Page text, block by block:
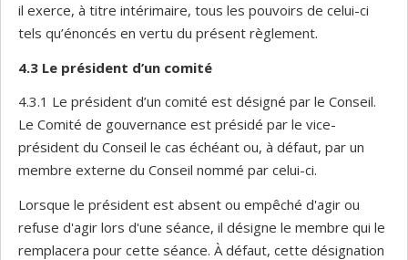
il exerce, à titre intérimaire, tous les pouvoirs de celui-ci
tels qu’énoncés en vertu du présent règlement.
4.3 Le président d’un comité
4.3.1 Le président d’un comité est désigné par le Conseil.
Le Comité de gouvernance est présidé par le vice-
président du Conseil le cas échéant ou, à défaut, par un
membre externe du Conseil nommé par celui-ci.
Lorsque le président est absent ou empêché d'agir ou
refuse d'agir lors d'une séance, il désigne le membre qui le
remplacera pour cette séance. À défaut, cette désignation